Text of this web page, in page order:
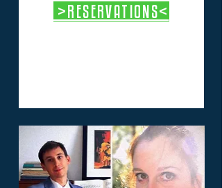
>RESERVATIONS<